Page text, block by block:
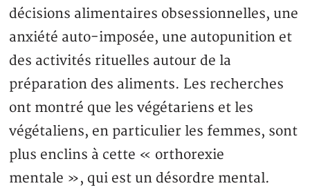
décisions alimentaires obsessionnelles, une
anxiété auto-imposée, une autopunition et
des activités rituelles autour de la
préparation des aliments. Les recherches
ont montré que les végétariens et les
végétaliens, en particulier les femmes, sont
plus enclins à cette « orthorexie
mentale », qui est un désordre mental.